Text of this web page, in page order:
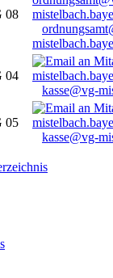
08
04
kasse@vg-
05
kasse@vg-